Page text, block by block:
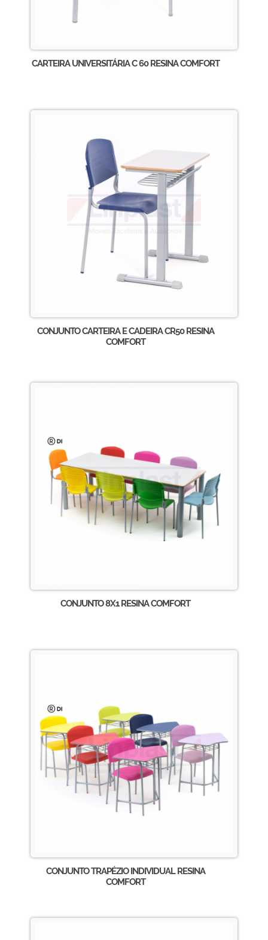
CARTEIRA UNIVERSITÁRIA C 60 RESINA COMFORT
CONJUNTO CARTEIRA E CADEIRA CR50 RESINA
COMFORT
CONJUNTO 8X1 RESINA COMFORT
CONJUNTO TRAPÉZIO INDIVIDUAL RESINA
COMFORT